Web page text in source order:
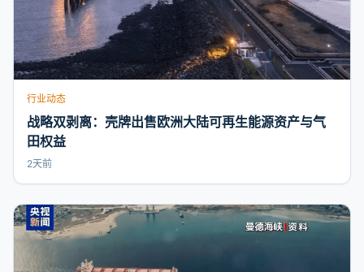
行业动态
战略双剥离：壳牌出售欧洲大陆可再生能源资产与气
田权益
2天前